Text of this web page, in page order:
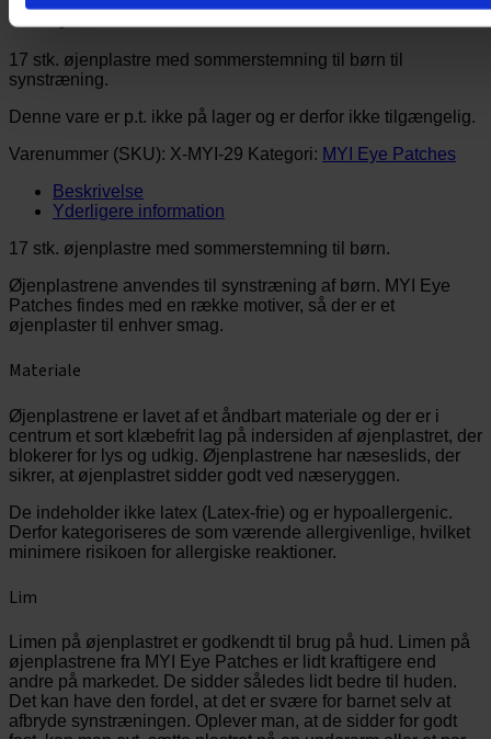
MYI Eye Patches – Sun and Fun
17 stk. øjenplastre med sommerstemning til børn til
synstræning.
Denne vare er p.t. ikke på lager og er derfor ikke tilgængelig.
Varenummer (SKU): X-MYI-29 Kategori: MYI Eye Patches
Beskrivelse
Yderligere information
17 stk. øjenplastre med sommerstemning til børn.
Øjenplastrene anvendes til synstræning af børn. MYI Eye
Patches findes med en række motiver, så der er et
øjenplaster til enhver smag.
Materiale
Øjenplastrene er lavet af et åndbart materiale og der er i
centrum et sort klæbefrit lag på indersiden af øjenplastret, der
blokerer for lys og udkig. Øjenplastrene har næseslids, der
sikrer, at øjenplastret sidder godt ved næseryggen.
De indeholder ikke latex (Latex-frie) og er hypoallergenic.
Derfor kategoriseres de som værende allergivenlige, hvilket
minimere risikoen for allergiske reaktioner.
Lim
Limen på øjenplastret er godkendt til brug på hud. Limen på
øjenplastrene fra MYI Eye Patches er lidt kraftigere end
andre på markedet. De sidder således lidt bedre til huden.
Det kan have den fordel, at det er svære for barnet selv at
afbryde synstræningen. Oplever man, at de sidder for godt